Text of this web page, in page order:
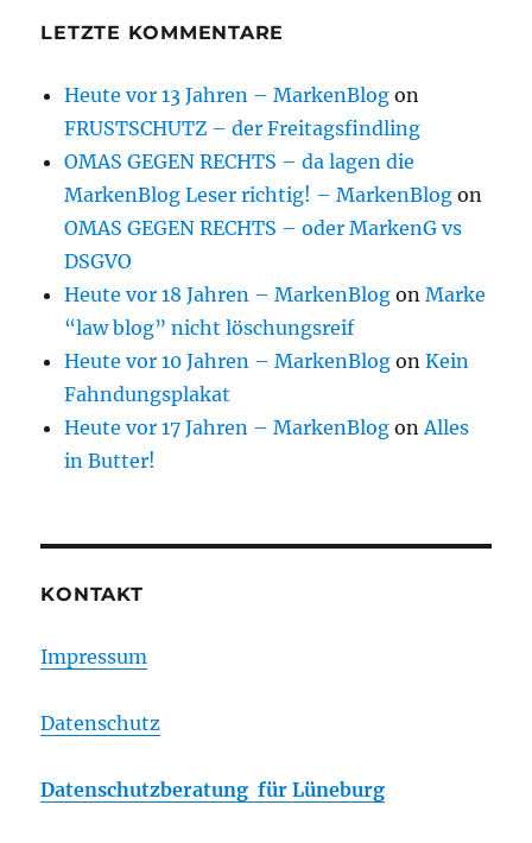
LETZTE KOMMENTARE
Heute vor 13 Jahren – MarkenBlog on
FRUSTSCHUTZ – der Freitagsfindling
OMAS GEGEN RECHTS – da lagen die
MarkenBlog Leser richtig! – MarkenBlog on
OMAS GEGEN RECHTS – oder MarkenG vs
DSGVO
Heute vor 18 Jahren – MarkenBlog onMarke
“law blog” nicht löschungsreif
Heute vor 10 Jahren – MarkenBlog onKein
Fahndungsplakat
Heute vor 17 Jahren – MarkenBlog onAlles
in Butter!
KONTAKT
Impressum
Datenschutz
Datenschutzberatung für Lüneburg